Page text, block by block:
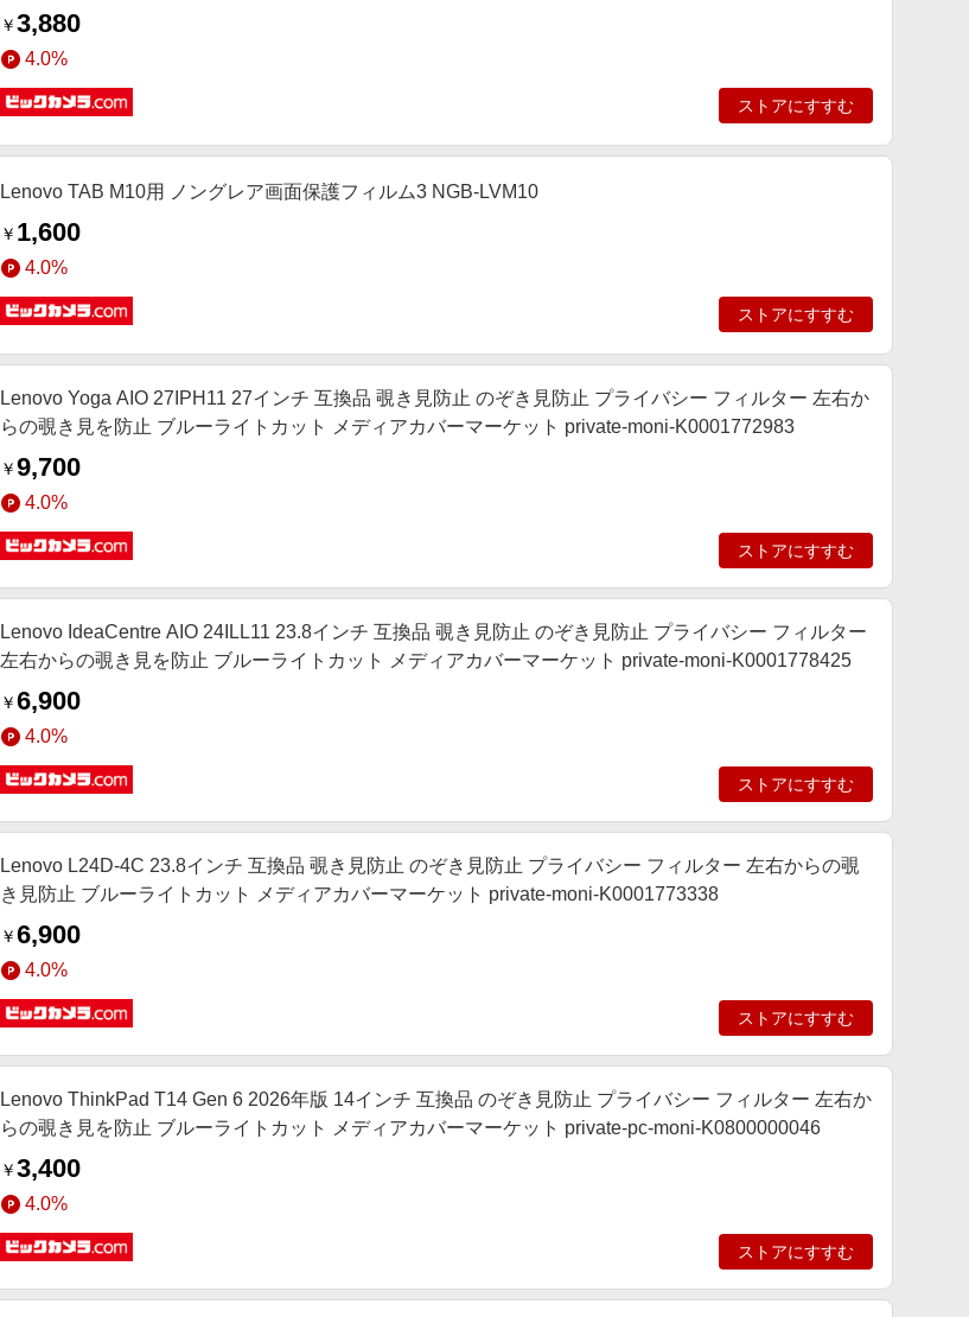
￥3,880
4.0%
ストアにすすむ
Lenovo TAB M10用 ノングレア画面保護フィルム3 NGB-LVM10
￥ 1,600
4.0%
ストアにすすむ
Lenovo Yoga AIO 27IPH11 27インチ 互換品 覗き見防止 のぞき見防止 プライバシー フィルター 左右か
らの覗き見を防止 ブルーライトカット メディアカバーマーケット private-moni-K0001772983
￥9,700
4.0%
ストアにすすむ
Lenovo IdeaCentre AIO 24ILL11 23.8インチ 互換品 覗き見防止 のぞき見防止 プライバシー フィルター
左右からの覗き見を防止 ブルーライトカット メディアカバーマーケット private-moni-K0001778425
￥6,900
4.0%
ストアにすすむ
Lenovo L24D-4C 23.8インチ 互換品 覗き見防止 のぞき見防止 プライバシー フィルター 左右からの覗
き見防止 ブルーライトカット メディアカバーマーケット private-moni-K0001773338
￥6,900
4.0%
ストアにすすむ
Lenovo ThinkPad T14 Gen 6 2026年版 14インチ 互換品 のぞき見防止 プライバシー フィルター 左右か
らの覗き見を防止 ブルーライトカット メディアカバーマーケット private-pc-moni-K0800000046
￥3,400
4.0%
ストアにすすむ